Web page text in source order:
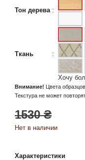
Тон дерева:
Ткань :
Хочу
Внимание! Цвета
Текстура не может
1530 ₴
Нет в наличии
Характеристики